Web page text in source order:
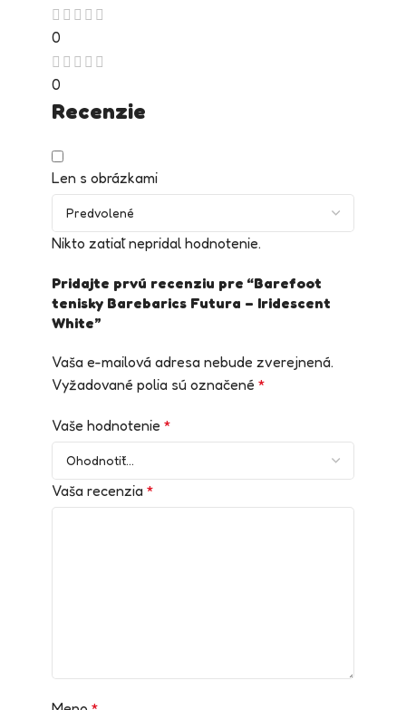
0
0
Recenzie
Len s obrázkami
Nikto zatiaľ nepridal hodnotenie.
Pridajte prvú recenziu pre “Barefoot
tenisky Barebarics Futura – Iridescent
White”
Vaša e-mailová adresa nebude zverejnená.
Vyžadované polia sú označené *
Vaše hodnotenie *
Vaša recenzia *